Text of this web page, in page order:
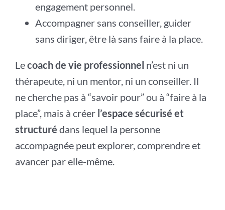
engagement personnel.
Accompagner sans conseiller, guider
sans diriger, être là sans faire à la place.
Lecoach de vie professionnel n’est ni un
thérapeute, ni un mentor, ni un conseiller. Il
ne cherche pas à “savoir pour” ou à “faire à la
place”, mais à créer l’espace sécurisé et
structuré dans lequel la personne
accompagnée peut explorer, comprendre et
avancer par elle-même.